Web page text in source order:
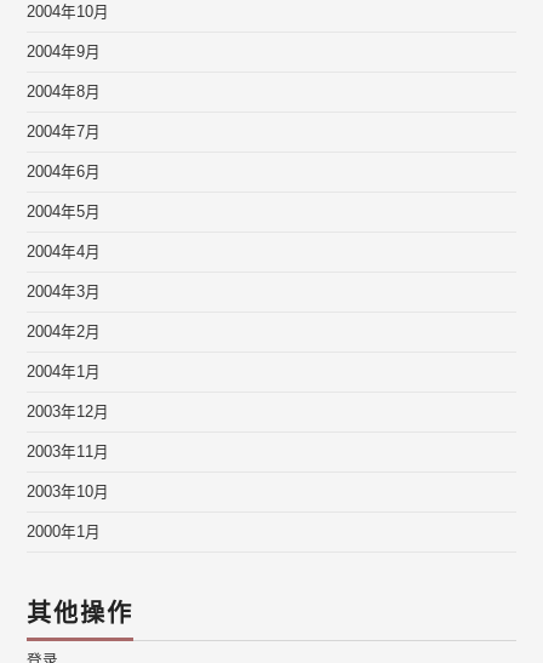
2004年10月
2004年9月
2004年8月
2004年7月
2004年6月
2004年5月
2004年4月
2004年3月
2004年2月
2004年1月
2003年12月
2003年11月
2003年10月
2000年1月
其他操作